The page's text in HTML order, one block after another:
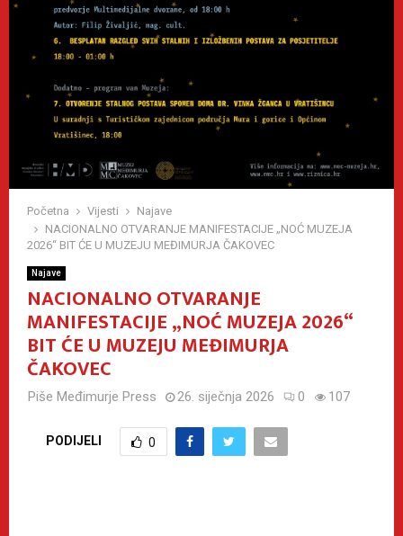
Početna Vijesti
Najave
NACIONALNO OTVARANJE MANIFESTACIJE „NOĆ MUZEJA
2026“ BIT ĆE U MUZEJU MEĐIMURJA ČAKOVEC
Najave
NACIONALNO OTVARANJE
MANIFESTACIJE „NOĆ MUZEJA 2026“
BIT ĆE U MUZEJU MEĐIMURJA
ČAKOVEC
Piše Međimurje Press 26. siječnja 2026 0 107
PODIJELI 0